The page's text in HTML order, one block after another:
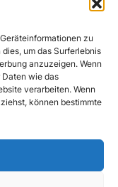
zu
um das Surferlebnis
anzuzeigen. Wenn
wie das
verarbeiten. Wenn
können bestimmte